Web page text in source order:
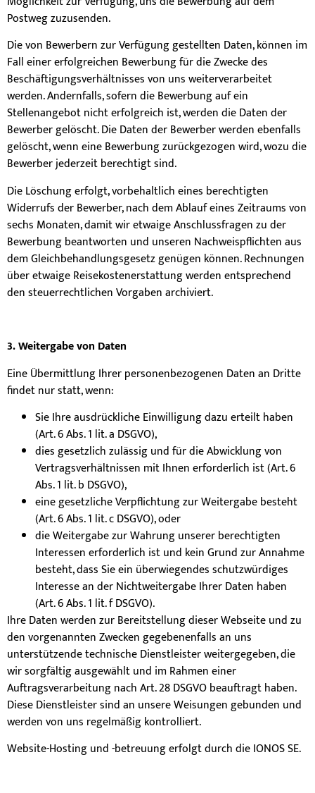
Postweg zuzusenden.
Die von Bewerbern zur Verfügung gestellten Daten, können im
Fall einer erfolgreichen Bewerbung für die Zwecke des
Beschäftigungsverhältnisses von uns weiterverarbeitet
werden. Andernfalls, sofern die Bewerbung auf ein
Stellenangebot nicht erfolgreich ist, werden die Daten der
Bewerber gelöscht. Die Daten der Bewerber werden ebenfalls
gelöscht, wenn eine Bewerbung zurückgezogen wird, wozu die
Bewerber jederzeit berechtigt sind.
Die Löschung erfolgt, vorbehaltlich eines berechtigten
Widerrufs der Bewerber, nach dem Ablauf eines Zeitraums von
sechs Monaten, damit wir etwaige Anschlussfragen zu der
Bewerbung beantworten und unseren Nachweispflichten aus
dem Gleichbehandlungsgesetz genügen können. Rechnungen
über etwaige Reisekostenerstattung werden entsprechend
den steuerrechtlichen Vorgaben archiviert.
3. Weitergabe von Daten
Eine Übermittlung Ihrer personenbezogenen Daten an Dritte
findet nur statt, wenn:
Sie Ihre ausdrückliche Einwilligung dazu erteilt haben
(Art. 6 Abs. 1 lit. a DSGVO),
dies gesetzlich zulässig und für die Abwicklung von
Vertragsverhältnissen mit Ihnen erforderlich ist (Art. 6
Abs. 1 lit. b DSGVO),
eine gesetzliche Verpflichtung zur Weitergabe besteht
(Art. 6 Abs. 1 lit. c DSGVO), oder
die Weitergabe zur Wahrung unserer berechtigten
Interessen erforderlich ist und kein Grund zur Annahme
besteht, dass Sie ein überwiegendes schutzwürdiges
Interesse an der Nichtweitergabe Ihrer Daten haben
(Art. 6 Abs. 1 lit. f DSGVO).
Ihre Daten werden zur Bereitstellung dieser Webseite und zu
den vorgenannten Zwecken gegebenenfalls an uns
unterstützende technische Dienstleister weitergegeben, die
wir sorgfältig ausgewählt und im Rahmen einer
Auftragsverarbeitung nach Art. 28 DSGVO beauftragt haben.
Diese Dienstleister sind an unsere Weisungen gebunden und
werden von uns regelmäßig kontrolliert.
Website-Hosting und -betreuung erfolgt durch die IONOS SE.